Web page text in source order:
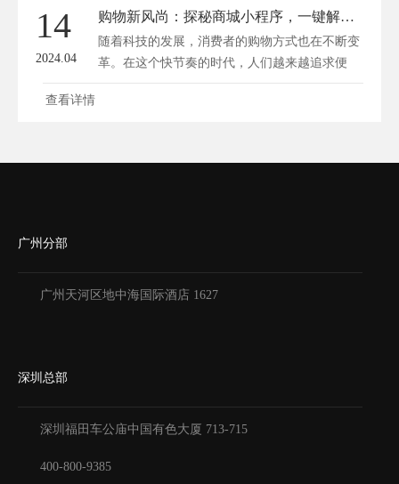
14
2024.04
购物新风尚：探秘商城小程序，一键解锁智慧消费之旅
随着科技的发展，消费者的购物方式也在不断变
革。在这个快节奏的时代，人们越来越追求便
捷...
查看详情
广州分部
广州天河区地中海国际酒店 1627
深圳总部
深圳福田车公庙中国有色大厦 713-715
400-800-9385